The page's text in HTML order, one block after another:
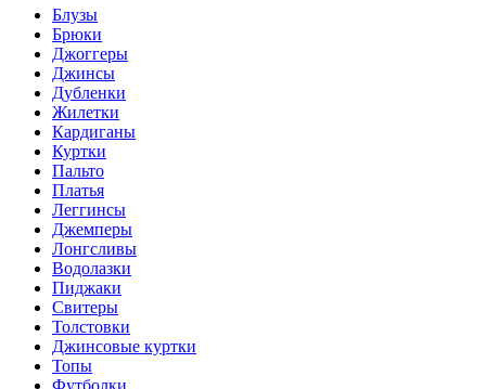
Блузы
Брюки
Джоггеры
Джинсы
Дубленки
Жилетки
Кардиганы
Куртки
Пальто
Платья
Леггинсы
Джемперы
Лонгсливы
Водолазки
Пиджаки
Свитеры
Толстовки
Джинсовые куртки
Топы
Футболки